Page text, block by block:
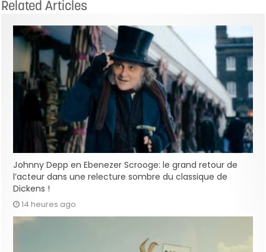
Related Articles
Johnny Depp en Ebenezer Scrooge: le grand retour de
l’acteur dans une relecture sombre du classique de
Dickens !
14 heures ago